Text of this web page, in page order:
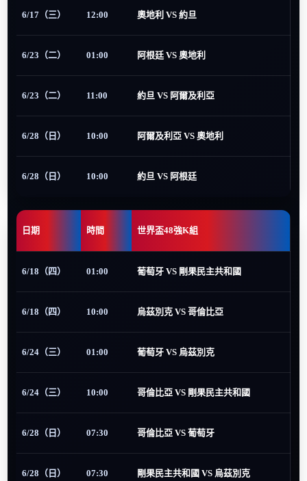
6/17（三） 12:00 奧地利 VS 約旦
6/23（二） 01:00 阿根廷 VS 奧地利
6/23（二） 11:00 約旦 VS 阿爾及利亞
6/28（日） 10:00 阿爾及利亞 VS 奧地利
6/28（日） 10:00 約旦 VS 阿根廷
日期 時間 世界盃48強K組
6/18（四） 01:00 葡萄牙 VS 剛果民主共和國
6/18（四） 10:00 烏茲別克 VS 哥倫比亞
6/24（三） 01:00 葡萄牙 VS 烏茲別克
6/24（三） 10:00 哥倫比亞 VS 剛果民主共和國
6/28（日） 07:30 哥倫比亞 VS 葡萄牙
6/28（日） 07:30 剛果民主共和國 VS 烏茲別克